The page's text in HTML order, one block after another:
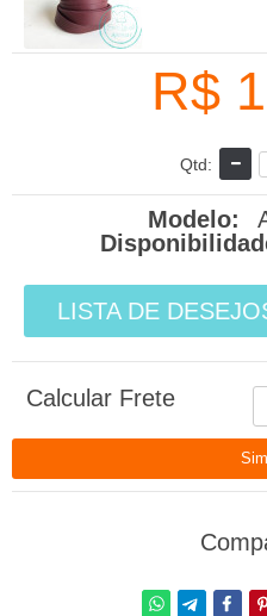
R$
Qtd:
Modelo:
LISTA DE
Calcular Frete